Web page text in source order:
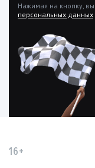
Нажимая на кнопку,
персональных данных
16+